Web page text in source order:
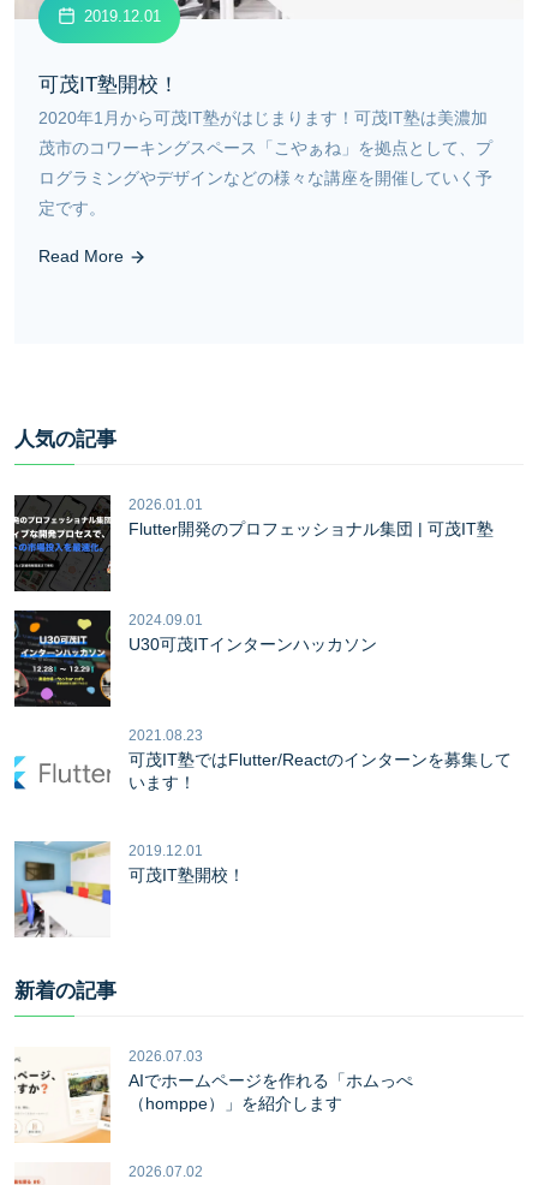
2019.12.01
可茂IT塾開校！
2020年1月から可茂IT塾がはじまります！可茂IT塾は美濃加
茂市のコワーキングスペース「こやぁね」を拠点として、プ
ログラミングやデザインなどの様々な講座を開催していく予
定です。
Read More
人気の記事
2026.01.01
Flutter開発のプロフェッショナル集団 | 可茂IT塾
2024.09.01
U30可茂ITインターンハッカソン
2021.08.23
可茂IT塾ではFlutter/Reactのインターンを募集して
います！
2019.12.01
可茂IT塾開校！
新着の記事
2026.07.03
AIでホームページを作れる「ホムっぺ
（homppe）」を紹介します
2026.07.02